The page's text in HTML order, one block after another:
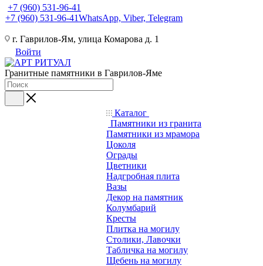
+7 (960) 531-96-41
+7 (960) 531-96-41WhatsApp, Viber, Telegram
г. Гаврилов-Ям, улица Комарова д. 1
Войти
Гранитные памятники в Гаврилов-Яме
Каталог
Памятники из гранита
Памятники из мрамора
Цоколя
Ограды
Цветники
Надгробная плита
Вазы
Декор на памятник
Колумбарий
Кресты
Плитка на могилу
Столики, Лавочки
Табличка на могилу
Щебень на могилу